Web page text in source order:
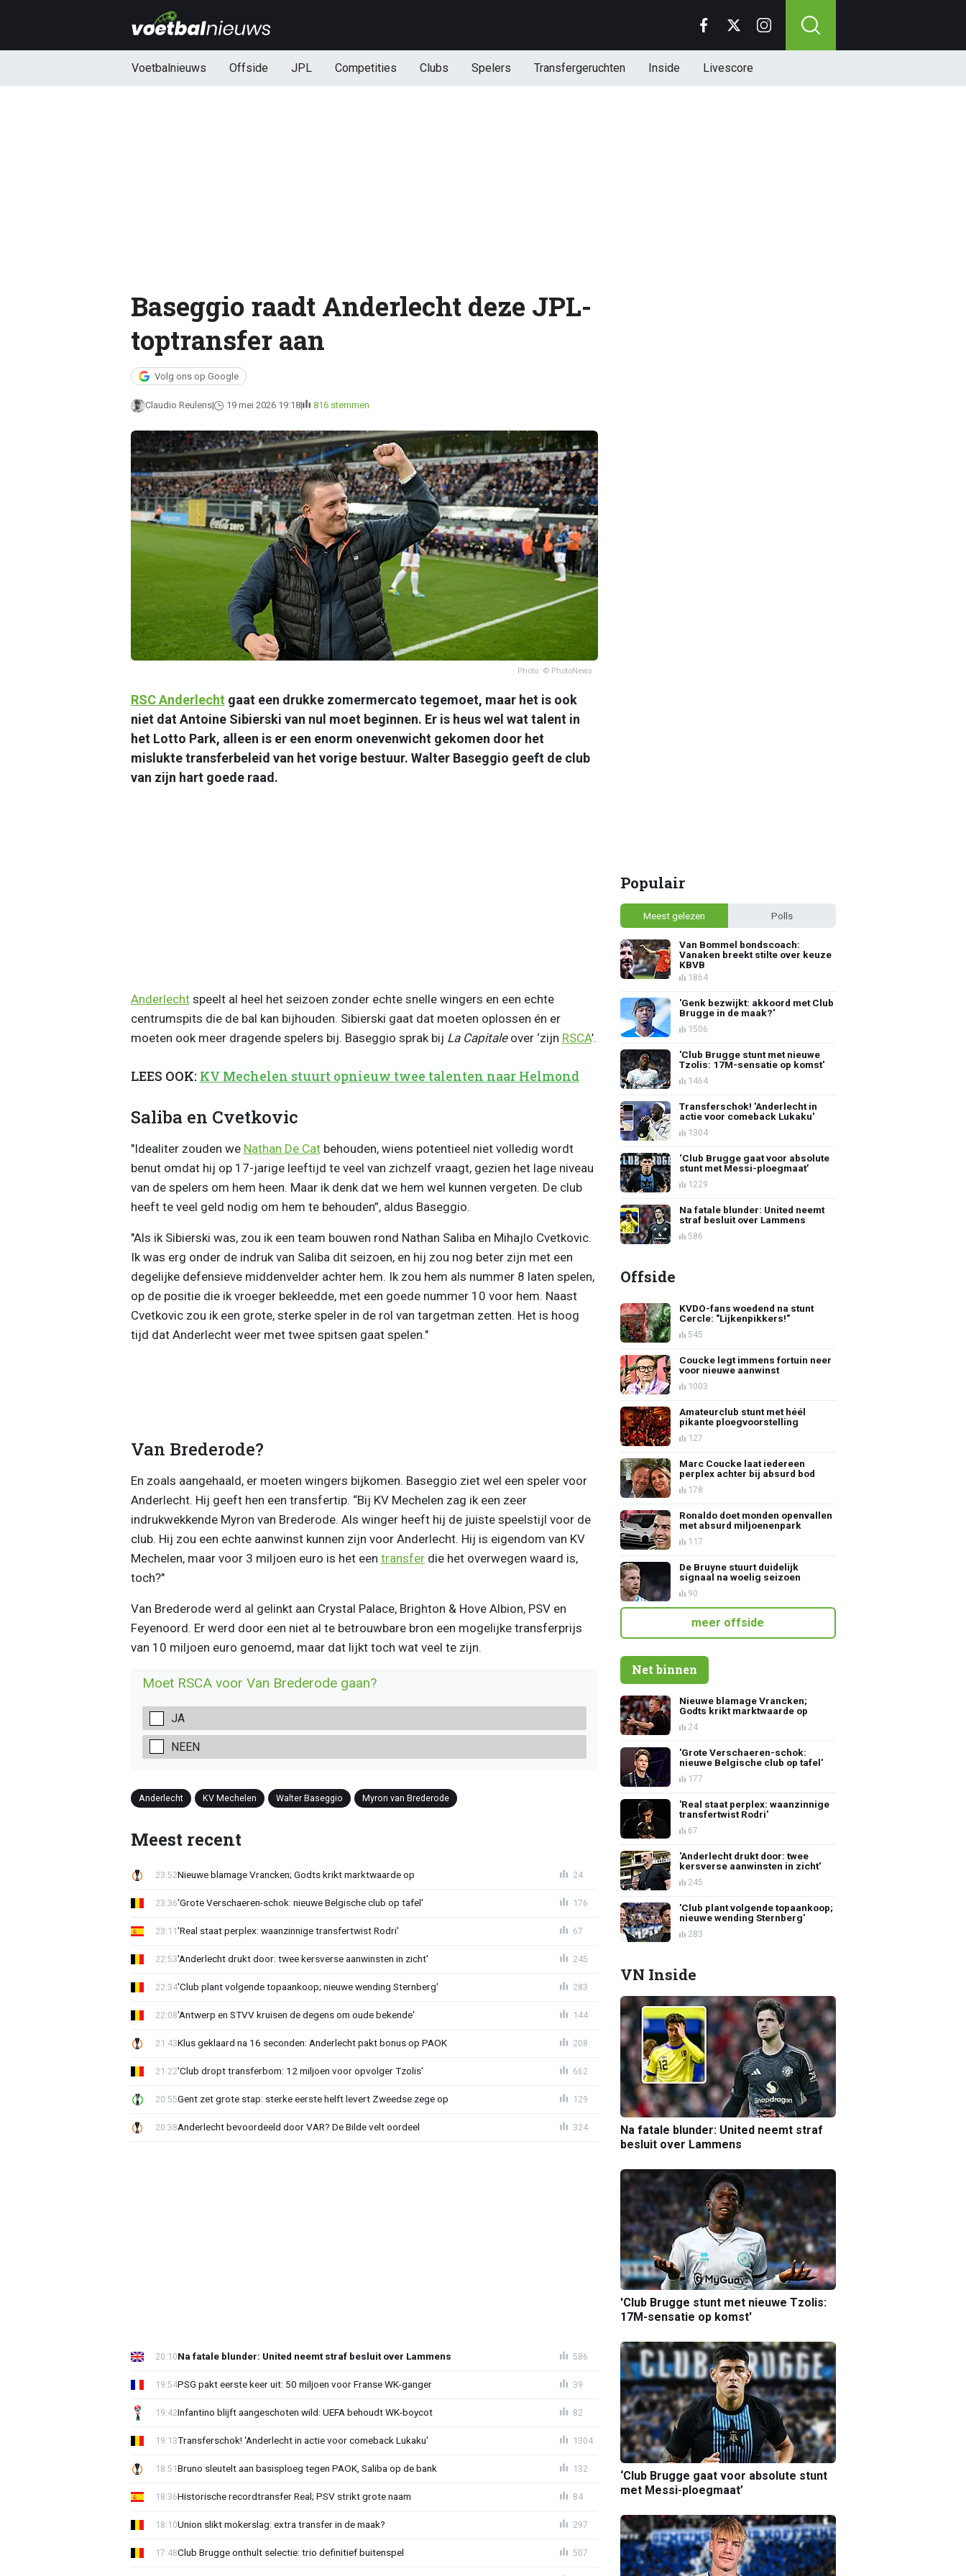
Voetbalnieuws Offside JPL Competities Clubs Spelers Transfergeruchten Inside Livescore
Baseggio raadt Anderlecht deze JPL-
toptransfer aan
Volg ons op Google
Claudio Reulens 19 mei 2026 19:18 816 stemmen
Photo: © PhotoNews
RSCAnderlecht gaat een drukke zomermercato tegemoet, maar het is ook
niet dat Antoine Sibierski van nul moet beginnen. Er is heus wel wat talent in
het Lotto Park, alleen is er een enorm onevenwicht gekomen door het
mislukte transferbeleid van het vorige bestuur. Walter Baseggio geeft de club
van zijn hart goede raad.
Anderlechtspeelt al heel het seizoen zonder echte snelle wingers en een echte
centrumspits die de bal kan bijhouden. Sibierski gaat dat moeten oplossen én er
moeten ook meer dragende spelers bij. Baseggio sprak bij La Capitaleover ‘zijn RSCA’.
LEES OOK: KV Mechelen stuurt opnieuw twee talenten naar Helmond
Saliba en Cvetkovic
"Idealiter zouden we Nathan De Catbehouden, wiens potentieel niet volledig wordt
benut omdat hij op 17-jarige leeftijd te veel van zichzelf vraagt, gezien het lage niveau
van de spelers om hem heen. Maar ik denk dat we hem wel kunnen vergeten. De club
heeft te veel geld nodig om hem te behouden”, aldus Baseggio.
"Als ik Sibierski was, zou ik een team bouwen rond Nathan Saliba en Mihajlo Cvetkovic.
Ik was erg onder de indruk van Saliba dit seizoen, en hij zou nog beter zijn met een
degelijke defensieve middenvelder achter hem. Ik zou hem als nummer 8 laten spelen,
op de positie die ik vroeger bekleedde, met een goede nummer 10 voor hem. Naast
Cvetkovic zou ik een grote, sterke speler in de rol van targetman zetten. Het is hoog
tijd dat Anderlecht weer met twee spitsen gaat spelen."
Van Brederode?
En zoals aangehaald, er moeten wingers bijkomen. Baseggio ziet wel een speler voor
Anderlecht. Hij geeft hen een transfertip. “Bij KV Mechelen zag ik een zeer
indrukwekkende Myron van Brederode. Als winger heeft hij de juiste speelstijl voor de
club. Hij zou een echte aanwinst kunnen zijn voor Anderlecht. Hij is eigendom van KV
Mechelen, maar voor 3 miljoen euro is het een transferdie het overwegen waard is,
toch?"
Van Brederode werd al gelinkt aan Crystal Palace, Brighton & Hove Albion, PSV en
Feyenoord. Er werd door een niet al te betrouwbare bron een mogelijke transferprijs
van 10 miljoen euro genoemd, maar dat lijkt toch wat veel te zijn.
Moet RSCA voor Van Brederode gaan?
JA
NEEN
Anderlecht KV Mechelen Walter Baseggio Myron van Brederode
Meest recent
Nieuwe blamage Vrancken; Godts krikt marktwaarde op
23:52 24
'Grote Verschaeren-schok: nieuwe Belgische club op tafel'
23:36 176
'Real staat perplex: waanzinnige transfertwist Rodri'
23:11 67
'Anderlecht drukt door: twee kersverse aanwinsten in zicht'
22:53 245
'Club plant volgende topaankoop; nieuwe wending Sternberg'
22:34 283
'Antwerp en STVV kruisen de degens om oude bekende'
22:08 144
Klus geklaard na 16 seconden: Anderlecht pakt bonus op PAOK
21:43 208
'Club dropt transferbom: 12 miljoen voor opvolger Tzolis'
21:22 662
Gent zet grote stap: sterke eerste helft levert Zweedse zege op
20:55 129
Anderlecht bevoordeeld door VAR? De Bilde velt oordeel
20:38 324
Na fatale blunder: United neemt straf besluit over Lammens
20:10 586
PSG pakt eerste keer uit: 50 miljoen voor Franse WK-ganger
19:54 39
Infantino blijft aangeschoten wild: UEFA behoudt WK-boycot
19:42 82
Transferschok! 'Anderlecht in actie voor comeback Lukaku'
19:13 1304
Bruno sleutelt aan basisploeg tegen PAOK, Saliba op de bank
18:51 132
Historische recordtransfer Real; PSV strikt grote naam
18:36 84
Union slikt mokerslag: extra transfer in de maak?
18:10 297
Club Brugge onthult selectie: trio definitief buitenspel
17:48 507
Populair
Meest gelezen Polls
Van Bommel bondscoach:
Vanaken breekt stilte over keuze
KBVB
1864
'Genk bezwijkt: akkoord met Club
Brugge in de maak?'
1506
'Club Brugge stunt met nieuwe
Tzolis: 17M-sensatie op komst'
1464
Transferschok! 'Anderlecht in
actie voor comeback Lukaku'
1304
‘Club Brugge gaat voor absolute
stunt met Messi-ploegmaat’
1229
Na fatale blunder: United neemt
straf besluit over Lammens
586
Offside
KVDO-fans woedend na stunt
Cercle: "Lijkenpikkers!"
545
Coucke legt immens fortuin neer
voor nieuwe aanwinst
1003
Amateurclub stunt met héél
pikante ploegvoorstelling
127
Marc Coucke laat iedereen
perplex achter bij absurd bod
178
Ronaldo doet monden openvallen
met absurd miljoenenpark
117
De Bruyne stuurt duidelijk
signaal na woelig seizoen
90
meer offside
Net binnen
Nieuwe blamage Vrancken;
Godts krikt marktwaarde op
24
'Grote Verschaeren-schok:
nieuwe Belgische club op tafel'
177
'Real staat perplex: waanzinnige
transfertwist Rodri'
67
'Anderlecht drukt door: twee
kersverse aanwinsten in zicht'
245
'Club plant volgende topaankoop;
nieuwe wending Sternberg'
283
VN Inside
Na fatale blunder: United neemt straf
besluit over Lammens
'Club Brugge stunt met nieuwe Tzolis:
17M-sensatie op komst'
‘Club Brugge gaat voor absolute stunt
met Messi-ploegmaat’